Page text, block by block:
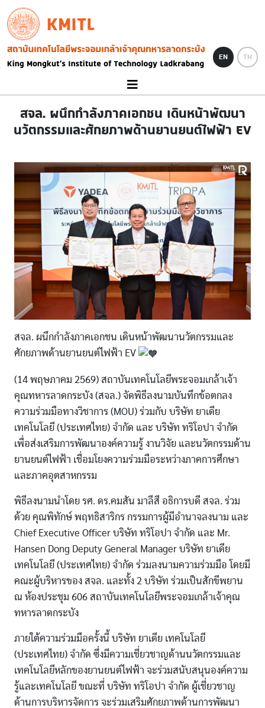
Skip to main content
KMITL
Image
EN TH
สจล. ผนึกกำลังภาคเอกชน เดินหน้าพัฒนา
นวัตกรรมและศักยภาพด้านยานยนต์ไฟฟ้า EV
สจล. ผนึกกำลังภาคเอกชน เดินหน้าพัฒนานวัตกรรมและ
ศักยภาพด้านยานยนต์ไฟฟ้า EV
(14 พฤษภาคม 2569) สถาบันเทคโนโลยีพระจอมเกล้าเจ้า
คุณทหารลาดกระบัง (สจล.) จัดพิธีลงนามบันทึกข้อตกลง
ความร่วมมือทางวิชาการ (MOU) ร่วมกับ บริษัท ยาเดีย
เทคโนโลยี (ประเทศไทย) จำกัด และ บริษัท ทริโอปา จำกัด
เพื่อส่งเสริมการพัฒนาองค์ความรู้ งานวิจัย และนวัตกรรมด้าน
ยานยนต์ไฟฟ้า เชื่อมโยงความร่วมมือระหว่างภาคการศึกษา
และภาคอุตสาหกรรม
พิธีลงนามนำโดย รศ. ดร.คมสัน มาลีสี อธิการบดี สจล. ร่วม
ด้วย คุณพิทักษ์ พฤทธิสาริกร กรรมการผู้มีอำนาจลงนาม และ
Chief Executive Officer บริษัท ทริโอปา จำกัด และ Mr.
Hansen Dong Deputy General Manager บริษัท ยาเดีย
เทคโนโลยี (ประเทศไทย) จำกัด ร่วมลงนามความร่วมมือ โดยมี
คณะผู้บริหารของ สจล. และทั้ง 2 บริษัท ร่วมเป็นสักขีพยาน
ณ ห้องประชุม 606 สถาบันเทคโนโลยีพระจอมเกล้าเจ้าคุณ
ทหารลาดกระบัง
ภายใต้ความร่วมมือครั้งนี้ บริษัท ยาเดีย เทคโนโลยี
(ประเทศไทย) จำกัด ซึ่งมีความเชี่ยวชาญด้านนวัตกรรมและ
เทคโนโลยีหลักของยานยนต์ไฟฟ้า จะร่วมสนับสนุนองค์ความ
รู้และเทคโนโลยี ขณะที่ บริษัท ทริโอปา จำกัด ผู้เชี่ยวชาญ
ด้านการบริหารจัดการ จะร่วมเสริมศักยภาพด้านการพัฒนา